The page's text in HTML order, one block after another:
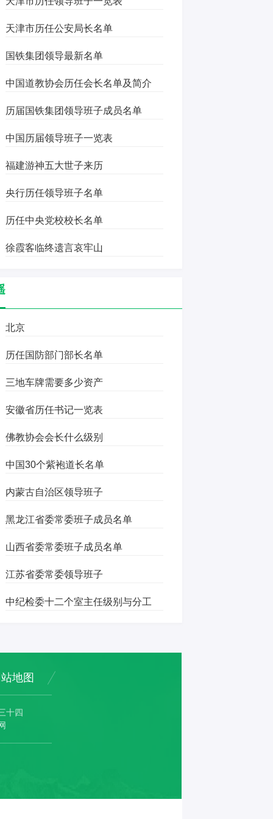
天津市历任公安局长名单
国铁集团领导最新名单
中国道教协会历任会长名单及简介
历届国铁集团领导班子成员名单
中国历届领导班子一览表
福建游神五大世子来历
央行历任领导班子名单
历任中央党校校长名单
徐霞客临终遗言哀牢山
北京
历任国防部门部长名单
三地车牌需要多少资产
安徽省历任书记一览表
佛教协会会长什么级别
中国30个紫袍道长名单
内蒙古自治区领导班子
黑龙江省委常委班子成员名单
山西省委常委班子成员名单
江苏省委常委领导班子
中纪检委十二个室主任级别与分工
地图
十四